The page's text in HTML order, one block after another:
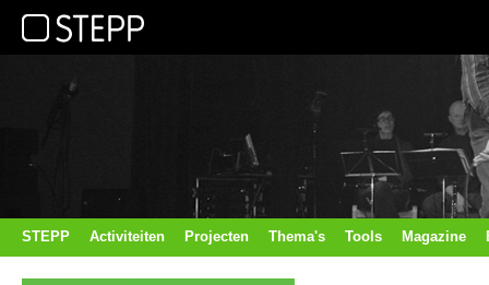
STEPP Activiteiten Projecten Thema's Tools Magazine